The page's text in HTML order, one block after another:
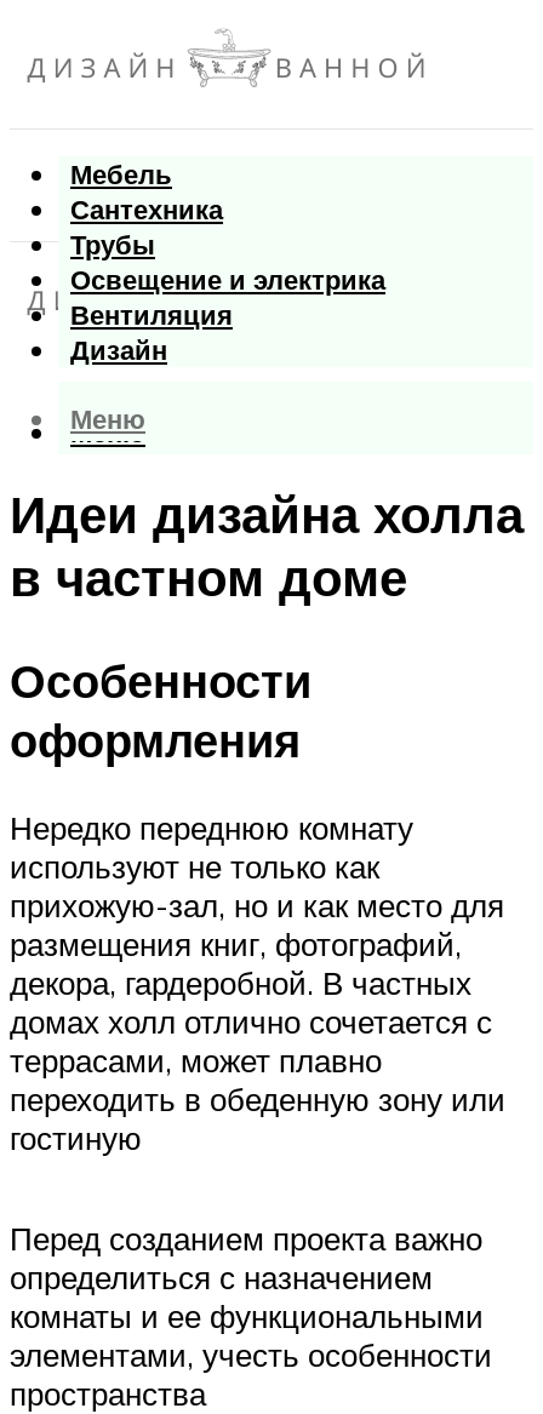
Мебель
Сантехника
Трубы
Освещение и электрика
Вентиляция
Дизайн
Меню
Меню
Идеи дизайна холла
в частном доме
Особенности
оформления
Нередко переднюю комнату
используют не только как
прихожую-зал, но и как место для
размещения книг, фотографий,
декора, гардеробной. В частных
домах холл отлично сочетается с
террасами, может плавно
переходить в обеденную зону или
гостиную
Перед созданием проекта важно
определиться с назначением
комнаты и ее функциональными
элементами, учесть особенности
пространства